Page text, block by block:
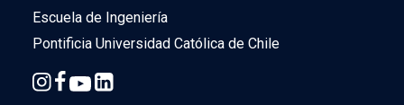
Escuela de Ingeniería
Pontificia Universidad Católica de Chile